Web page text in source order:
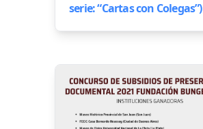
serie: “Cartas con Colegas”)